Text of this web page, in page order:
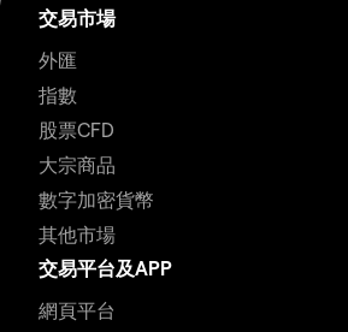
交易市場
外匯
指數
股票CFD
大宗商品
數字加密貨幣
其他市場
交易平台及APP
網頁平台